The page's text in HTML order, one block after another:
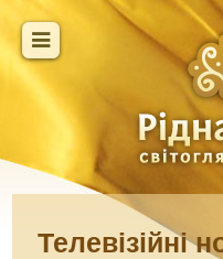
Телевізійні